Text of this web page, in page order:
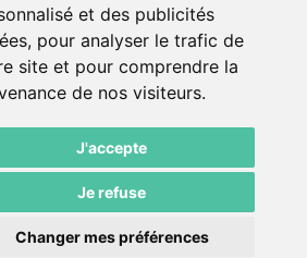
et des publicités
pour analyser le trafic de
site et pour comprendre la
de nos visiteurs.
J'accepte
Je refuse
Changer mes préférences
Neuchâtel